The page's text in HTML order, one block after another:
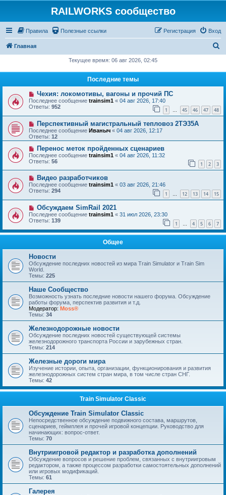
RAILWORKS сообщество
Правила Полезные ссылки Вход
Регистрация
Главная
Текущее время: 06 авг 2026, 02:45
Последние темы
Чехия: локомотивы, вагоны и прочий ПС
Последнее сообщение trainsim1 « 04 авг 2026, 17:40
Ответы: 952 1 … 45 46 47 48
Перспективный магистральный тепловоз 2ТЭ35А
Последнее сообщение Иваныч « 04 авг 2026, 12:17
Ответы: 12
Перенос меток пройденных сценариев
Последнее сообщение trainsim1 « 04 авг 2026, 11:32
Ответы: 56 1 2 3
Видео разработчиков
Последнее сообщение trainsim1 « 03 авг 2026, 21:46
Ответы: 294 1 … 12 13 14 15
Обсуждаем SimRail 2021
Последнее сообщение trainsim1 « 31 июл 2026, 23:30
Ответы: 139 1 … 4 5 6 7
Общее
Новости
Обсуждение последних новостей из мира Train Simulator и Train Sim
World.
Темы: 225
Наше Сообщество
Возможность узнать последние новости нашего форума. Обсуждение
работы форума, перспектив развития и т.д.
Модератор: Moss®
Темы: 34
Железнодорожные новости
Обсуждение последних новостей существующей системы
железнодорожного транспорта России и зарубежных стран.
Темы: 214
Железные дороги мира
Изучение истории, опыта, организации, функционирования и развития
железнодорожных систем стран мира, в том числе стран СНГ.
Темы: 42
Train Simulator Classic
Обсуждение Train Simulator Classic
Непосредственное обсуждение подвижного состава, маршрутов,
сценариев, геймплея и прочей игровой концепции. Руководство для
начинающих: вопрос-ответ.
Темы: 70
Внутриигровой редактор и разработка дополнений
Обсуждение вопросов и решение проблем, связанных с внутриигровым
редактором, а также процессом разработки самостоятельных дополнений
или игровых модификаций.
Темы: 61
Галерея